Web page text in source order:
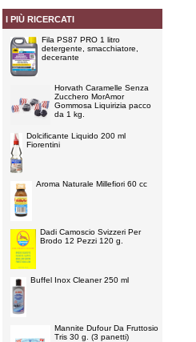
I PIÙ RICERCATI
Fila PS87 PRO 1 litro
detergente, smacchiatore,
decerante
Horvath Caramelle Senza
Zucchero MorAmor
Gommosa Liquirizia pacco
da 1 kg.
Dolcificante Liquido 200 ml
Fiorentini
Aroma Naturale Millefiori 60 cc
Dadi Camoscio Svizzeri Per
Brodo 12 Pezzi 120 g.
Buffel Inox Cleaner 250 ml
Mannite Dufour Da Fruttosio
Tris 30 g. (3 panetti)